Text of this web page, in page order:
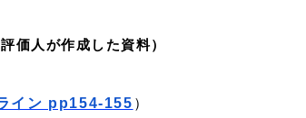
価人が作成した資料）
イン pp154-155 ）